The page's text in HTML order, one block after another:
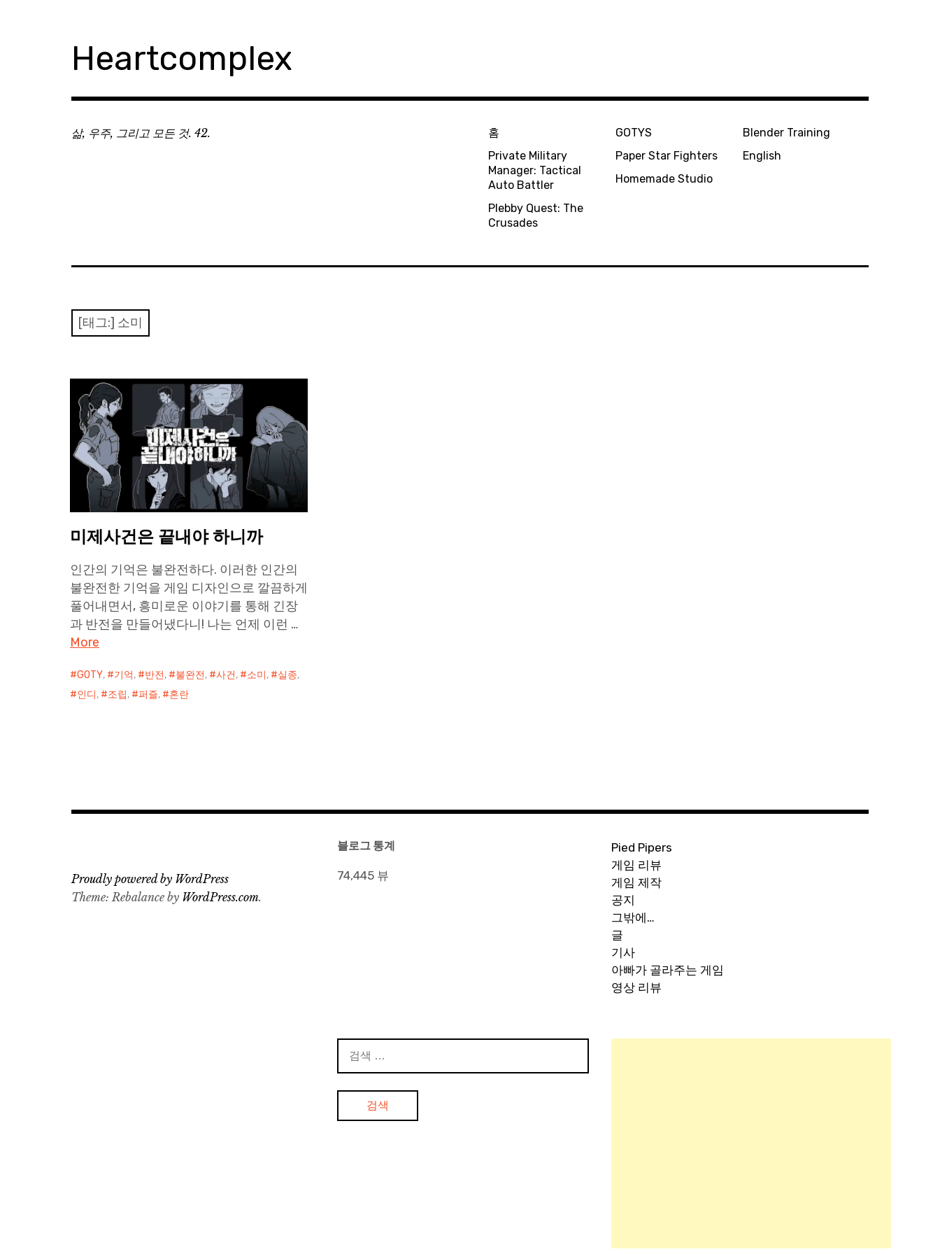
Heartcomplex
삶, 우주, 그리고 모든 것. 42.
홈
Private Military
Manager: Tactical
Auto Battler
Plebby Quest: The
Crusades
GOTYS
Paper Star Fighters
Homemade Studio
Blender Training
English
[태그:] 소미
미제사건은 끝내야 하니까
인간의 기억은 불완전하다. 이러한 인간의
불완전한 기억을 게임 디자인으로 깔끔하게
풀어내면서, 흥미로운 이야기를 통해 긴장
과 반전을 만들어냈다니! 나는 언제 이런 …
More
GOTY, 기억, 반전, 불완전, 사건, 소미, 실종,
인디, 조립, 퍼즐, 혼란
블로그 통계
74,445 뷰
Pied Pipers
게임 리뷰
게임 제작
공지
그밖에…
글
기사
아빠가 골라주는 게임
영상 리뷰
색:
Proudly powered by WordPress
Theme: Rebalance by WordPress.com.